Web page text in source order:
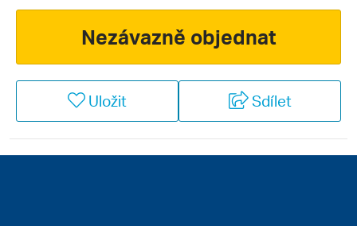
Nezávazně objednat
Uložit Sdílet